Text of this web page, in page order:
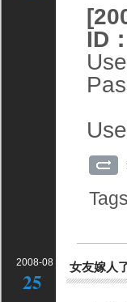
ID：
2008-08
25
女友嫁人